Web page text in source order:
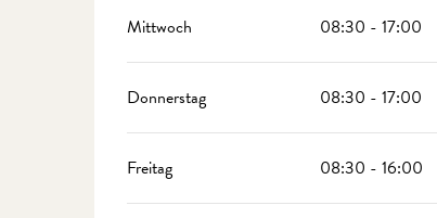
Mittwoch 08:30 - 17:00
Donnerstag 08:30 - 17:00
Freitag 08:30 - 16:00